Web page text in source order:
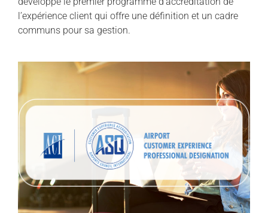
l’expérience client qui offre une définition et un cadre
communs pour sa gestion.